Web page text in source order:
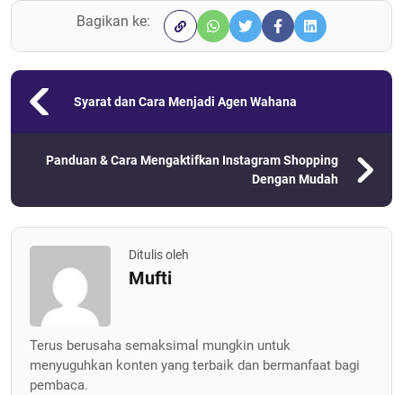
Bagikan ke:
Syarat dan Cara Menjadi Agen Wahana
Panduan & Cara Mengaktifkan Instagram Shopping
Dengan Mudah
Ditulis oleh
Mufti
Terus berusaha semaksimal mungkin untuk
menyuguhkan konten yang terbaik dan bermanfaat bagi
pembaca.